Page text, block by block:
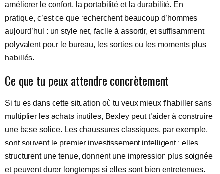
améliorer le confort, la portabilité et la durabilité. En
pratique, c’est ce que recherchent beaucoup d’hommes
aujourd’hui : un style net, facile à assortir, et suffisamment
polyvalent pour le bureau, les sorties ou les moments plus
habillés.
Ce que tu peux attendre concrètement
Si tu es dans cette situation où tu veux mieux t’habiller sans
multiplier les achats inutiles, Bexley peut t’aider à construire
une base solide. Les chaussures classiques, par exemple,
sont souvent le premier investissement intelligent : elles
structurent une tenue, donnent une impression plus soignée
et peuvent durer longtemps si elles sont bien entretenues.